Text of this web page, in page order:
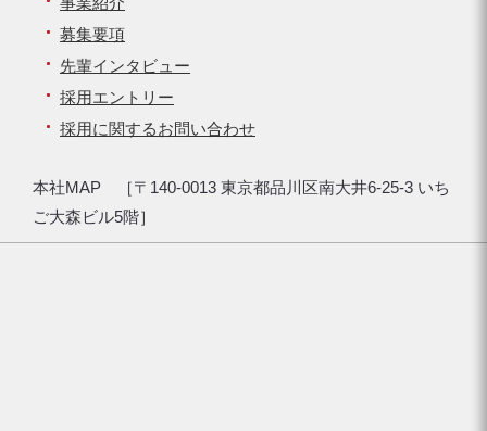
募集要項
先輩インタビュー
採用エントリー
採用に関するお問い合わせ
本社MAP ［〒140-0013 東京都品川区南大井6-25-3 いち
ご大森ビル5階］